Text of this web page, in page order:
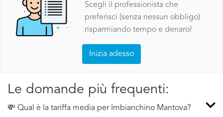
Scegli il professionista che
preferisci (senza nessun obbligo)
risparmiando tempo e denaro!
Inizia adesso
Le domande più frequenti:
💸 Qual è la tariffa media per Imbianchino Mantova?